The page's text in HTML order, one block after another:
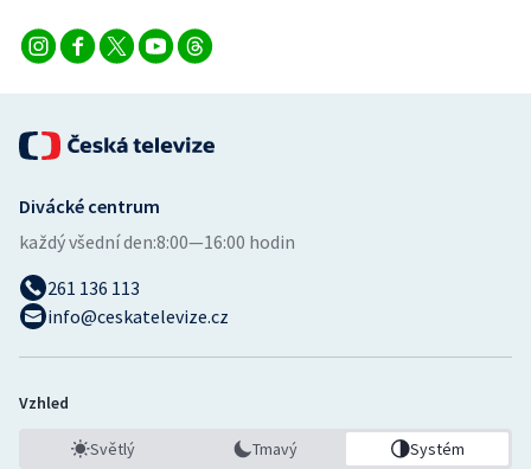
Divácké centrum
každý všední den:8:00—16:00 hodin
261 136 113
info@ceskatelevize.cz
Vzhled
Světlý Tmavý Systém